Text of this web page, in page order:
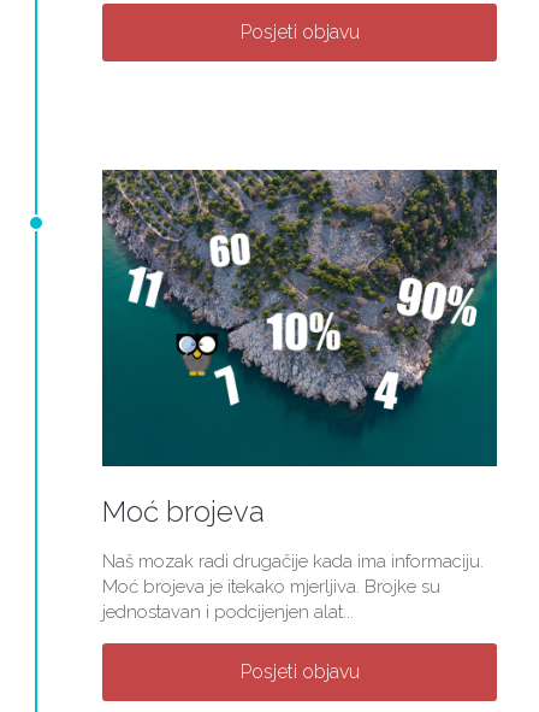
Posjeti objavu
Moć brojeva
Naš mozak radi drugačije kada ima informaciju.
Moć brojeva je itekako mjerljiva. Brojke su
jednostavan i podcijenjen alat...
Posjeti objavu